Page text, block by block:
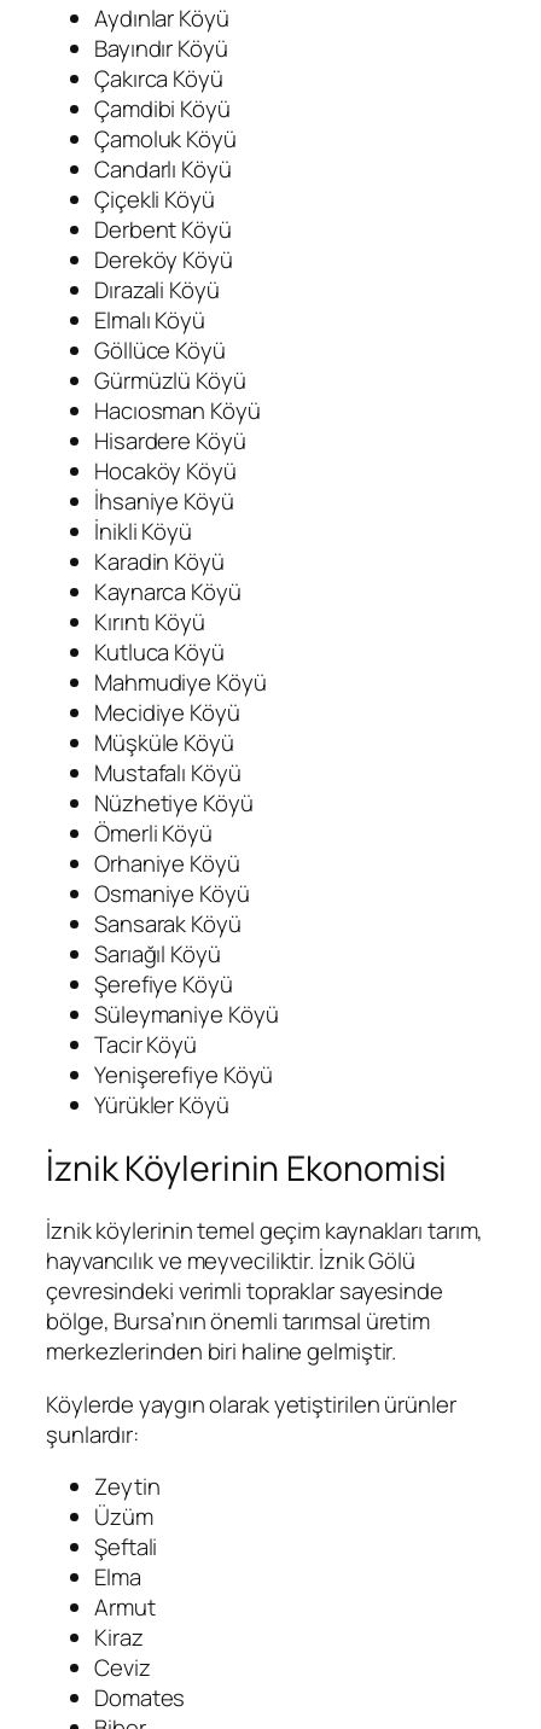
Aydınlar Köyü
Bayındır Köyü
Çakırca Köyü
Çamdibi Köyü
Çamoluk Köyü
Candarlı Köyü
Çiçekli Köyü
Derbent Köyü
Dereköy Köyü
Dırazali Köyü
Elmalı Köyü
Göllüce Köyü
Gürmüzlü Köyü
Hacıosman Köyü
Hisardere Köyü
Hocaköy Köyü
İhsaniye Köyü
İnikli Köyü
Karadin Köyü
Kaynarca Köyü
Kırıntı Köyü
Kutluca Köyü
Mahmudiye Köyü
Mecidiye Köyü
Müşküle Köyü
Mustafalı Köyü
Nüzhetiye Köyü
Ömerli Köyü
Orhaniye Köyü
Osmaniye Köyü
Sansarak Köyü
Sarıağıl Köyü
Şerefiye Köyü
Süleymaniye Köyü
Tacir Köyü
Yenişerefiye Köyü
Yürükler Köyü
İznik Köylerinin Ekonomisi
İznik köylerinin temel geçim kaynakları tarım,
hayvancılık ve meyveciliktir. İznik Gölü
çevresindeki verimli topraklar sayesinde
bölge, Bursa’nın önemli tarımsal üretim
merkezlerinden biri haline gelmiştir.
Köylerde yaygın olarak yetiştirilen ürünler
şunlardır:
Zeytin
Üzüm
Şeftali
Elma
Armut
Kiraz
Ceviz
Domates